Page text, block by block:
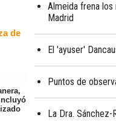
de
Almeida frena
Madrid
El 'ayuser'
Puntos de
La Dra.